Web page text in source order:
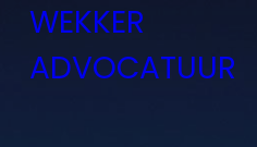
Skip
content
WEKKER
ADVOCATUUR